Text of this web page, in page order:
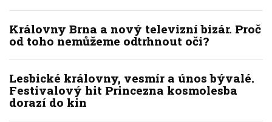
Královny Brna a nový televizní bizár. Proč
od toho nemůžeme odtrhnout oči?
Lesbické královny, vesmír a únos bývalé.
Festivalový hit Princezna kosmolesba
dorazí do kin